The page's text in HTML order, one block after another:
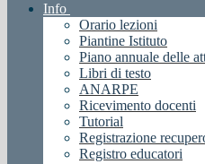
Info
Orario lezioni
Piantine Istituto
Piano annuale delle
Libri di testo
ANARPE
Ricevimento docenti
Tutorial
Registrazione
Registro educatori